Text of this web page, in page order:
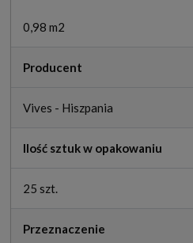
0,98 m2
Producent
Vives - Hiszpania
Ilość sztuk w opakowaniu
25 szt.
Przeznaczenie